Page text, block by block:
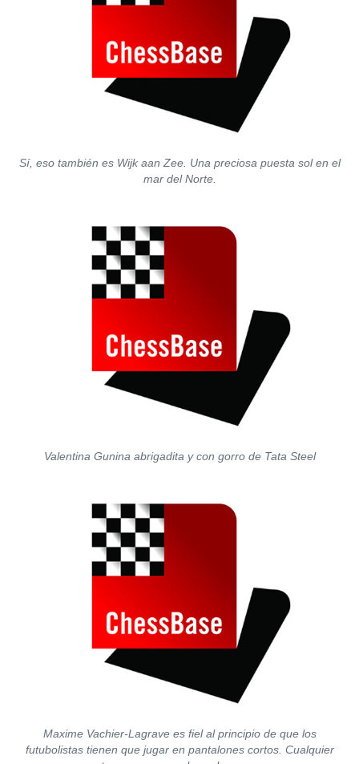
Sí, eso también es Wijk aan Zee. Una preciosa puesta sol en el
mar del Norte.
Valentina Gunina abrigadita y con gorro de Tata Steel
Maxime Vachier-Lagrave es fiel al principio de que los
futubolistas tienen que jugar en pantalones cortos. Cualquier